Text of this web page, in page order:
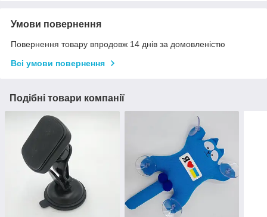
Умови повернення
Повернення товару впродовж 14 днів за домовленістю
Всі умови повернення
Подібні товари компанії